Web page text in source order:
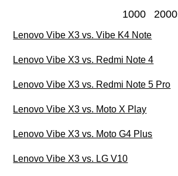
1000 2000
Lenovo Vibe X3 vs. Vibe K4 Note
Lenovo Vibe X3 vs. Redmi Note 4
Lenovo Vibe X3 vs. Redmi Note 5 Pro
Lenovo Vibe X3 vs. Moto X Play
Lenovo Vibe X3 vs. Moto G4 Plus
Lenovo Vibe X3 vs. LG V10